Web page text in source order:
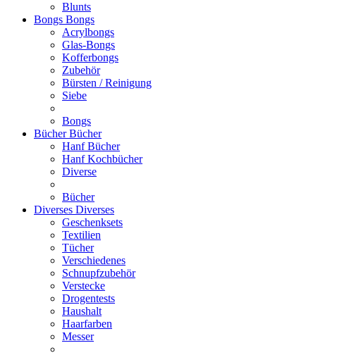
Blunts
Bongs Bongs
Acrylbongs
Glas-Bongs
Kofferbongs
Zubehör
Bürsten / Reinigung
Siebe
Bongs
BücherBücher
Hanf Bücher
Hanf Kochbücher
Diverse
Bücher
Diverses Diverses
Geschenksets
Textilien
Tücher
Verschiedenes
Schnupfzubehör
Verstecke
Drogentests
Haushalt
Haarfarben
Messer